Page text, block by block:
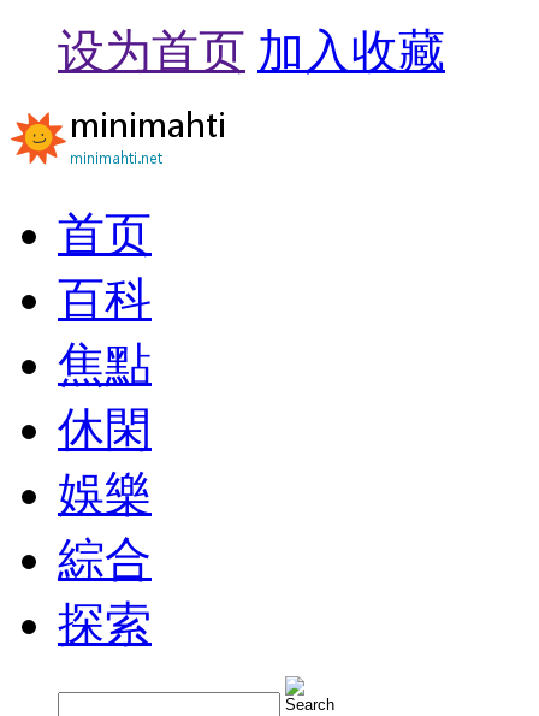
设为首页 加入收藏
首页
百科
焦點
休閑
娛樂
綜合
探索